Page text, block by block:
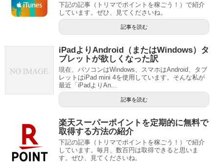
下記の記事（トリマでポイントを稼ごう！）で紹介
しています。ぜひ、見てくださいね。
記事を読む
iPadよりAndroid（またはWindows）タ
ブレットが欲しくなった訳
現在、パソコンはWindows、スマホはAndroid、タブ
レットはiPad mini 4を使用しています。そんな私が
最近「iPadよりAn...
記事を読む
楽天スーパーポイントを定期的に無料で
取得する方法の紹介
下記の記事（トリマでポイントを稼ごう！）で紹介
しています。毎月、数百円は取得できると思いま
す。ぜひ、見てくださいね。